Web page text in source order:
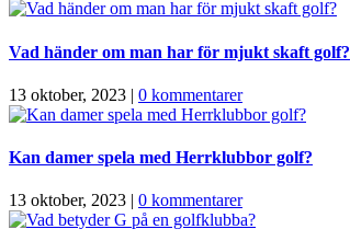
Vad händer om man har för mjukt skaft golf?
13 oktober, 2023 | 0 kommentarer
Kan damer spela med Herrklubbor golf?
13 oktober, 2023 | 0 kommentarer